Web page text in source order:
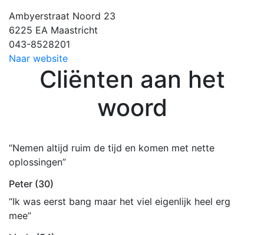
Ambyerstraat Noord 23
6225 EA Maastricht
043-8528201
Naar website
Cliënten aan het
woord
“Nemen altijd ruim de tijd en komen met nette
oplossingen”
Peter (30)
“Ik was eerst bang maar het viel eigenlijk heel erg
mee”